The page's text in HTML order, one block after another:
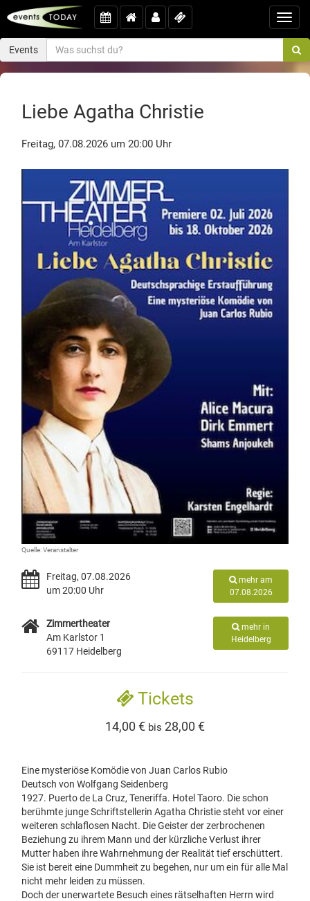
Events
Liebe Agatha Christie
Freitag, 07.08.2026 um 20:00 Uhr
Quelle: Veranstalter
Freitag, 07.08.2026
um 20:00 Uhr
mehr am
07.08.2026
Zimmertheater
Am Karlstor 1
69117 Heidelberg
mehr in
Heidelberg
Tickets
14,00 € bis 28,00 €
Eine mysteriöse Komödie von Juan Carlos Rubio
Deutsch von Wolfgang Seidenberg
1927. Puerto de La Cruz, Teneriffa. Hotel Taoro. Die schon
berühmte junge Schriftstellerin Agatha Christie steht vor einer
weiteren schlaflosen Nacht. Die Geister der zerbrochenen
Beziehung zu ihrem Mann und der kürzliche Verlust ihrer
Mutter haben ihre Wahrnehmung der Realität tief erschüttert.
Sie ist bereit eine Dummheit zu begehen, nur um ein für alle Mal
nicht mehr leiden zu müssen.
Doch der unerwartete Besuch eines rätselhaften Herrn wird